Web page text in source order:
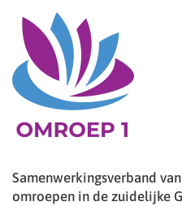
Samenwerkingsverband
omroepen in de zuidelijke